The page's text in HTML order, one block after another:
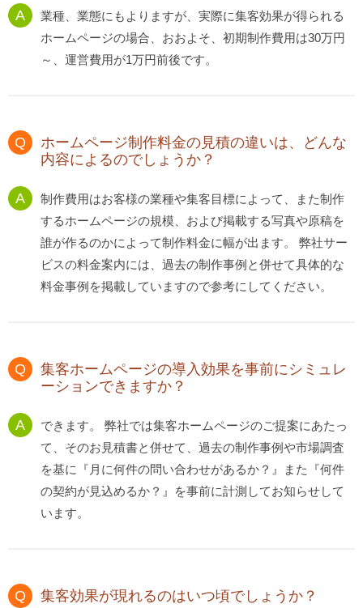
業種、業態にもよりますが、実際に集客効果が得られる
ホームページの場合、おおよそ、初期制作費用は30万円
～、運営費用が1万円前後です。
ホームページ制作料金の見積の違いは、どんな
内容によるのでしょうか？
制作費用はお客様の業種や集客目標によって、また制作
するホームページの規模、および掲載する写真や原稿を
誰が作るのかによって制作料金に幅が出ます。 弊社サー
ビスの料金案内には、過去の制作事例と併せて具体的な
料金事例を掲載していますので参考にしてください。
集客ホームページの導入効果を事前にシミュレ
ーションできますか？
できます。 弊社では集客ホームページのご提案にあたっ
て、そのお見積書と併せて、過去の制作事例や市場調査
を基に『月に何件の問い合わせがあるか？』また『何件
の契約が見込めるか？』を事前に計測してお知らせして
います。
集客効果が現れるのはいつ頃でしょうか？